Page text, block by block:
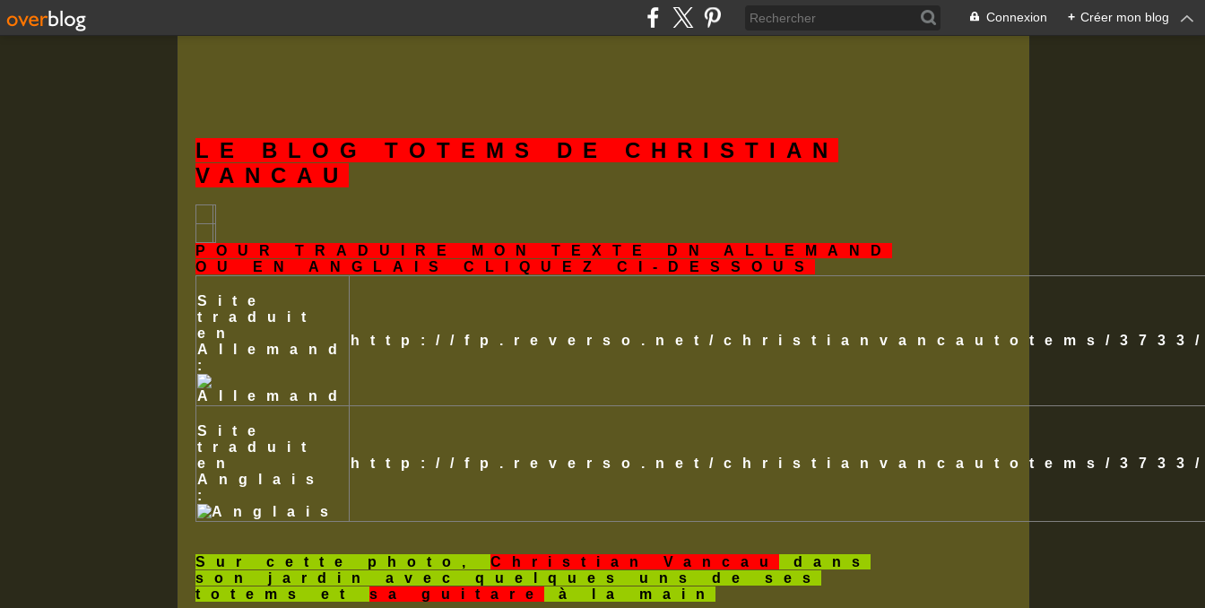
Connexion + Créer mon blog
LE BLOG TOTEMS DE CHRISTIAN
VANCAU
POUR TRADUIRE MON TEXTE DN ALLEMAND
OU EN ANGLAIS CLIQUEZ CI-DESSOUS
Site
traduit
en
Allemand
:
http://fp.reverso.net/christianvancautotems/
Site
traduit
en
Anglais
:
http://fp.reverso.net/christianvancautotems/
Sur cette photo, Christian Vancau
dans
son jardin avec quelques uns de ses
totems et sa guitare à la main